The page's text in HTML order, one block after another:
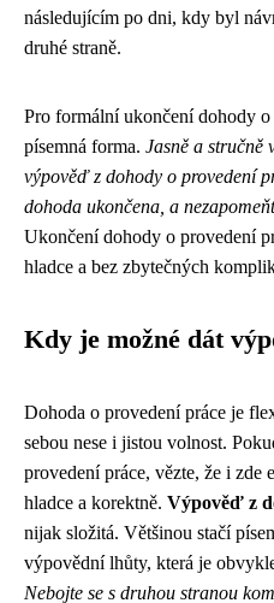
následujícím po dni, kdy byl
druhé straně.
Pro formální ukončení dohody
písemná forma. Jasně a stručně
výpověď z dohody o provedení
dohoda ukončena, a
Ukončení dohody o provedení
hladce a bez zbytečných
Kdy je možné dát
Dohoda o provedení práce je
sebou nese i jistou volnost.
provedení práce, vězte, že i zde
hladce a korektně. Výpověď z
nijak složitá. Většinou stačí
výpovědní lhůty, která je
Nebojte se s druhou stranou